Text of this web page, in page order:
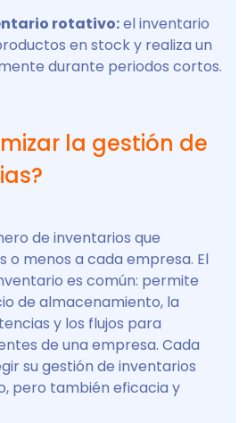
rotativo:el inventario
en stock y realiza un
durante periodos cortos.
la gestión de
de inventarios que
o menos a cada empresa. El
es común: permite
de almacenamiento, la
y los flujos para
de una empresa. Cada
su gestión de inventarios
pero también eficacia y